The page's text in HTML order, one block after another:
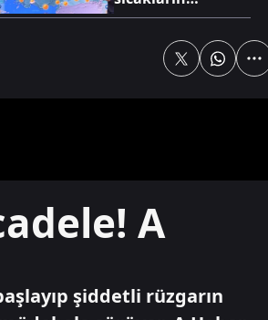
pençesinde
12 maddelik yasa
Ünlülerin deprem
bağışları nereye
Gündem
A
şiddetli rüzgarın